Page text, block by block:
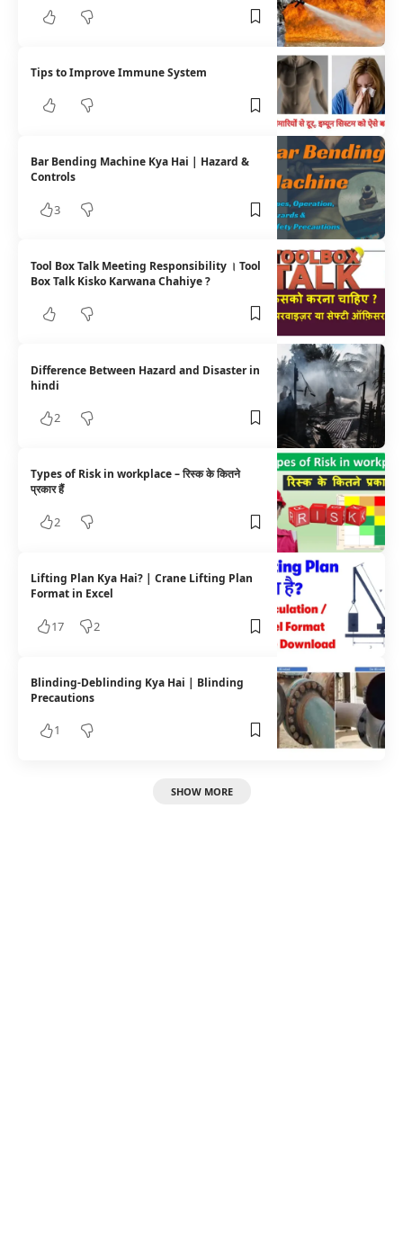
Tips to Improve Immune System
Bar Bending Machine Kya Hai | Hazard &
Controls
3
Tool Box Talk Meeting Responsibility । Tool
Box Talk Kisko Karwana Chahiye ?
Difference Between Hazard and Disaster in
hindi
2
Types of Risk in workplace – रिस्क के कितने
प्रकार हैं
2
Lifting Plan Kya Hai? | Crane Lifting Plan
Format in Excel
17 2
Blinding-Deblinding Kya Hai | Blinding
Precautions
1
SHOW MORE